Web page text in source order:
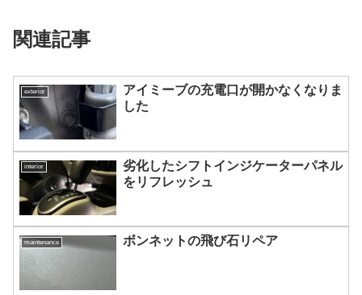
関連記事
exterior
アイミーブの充電口が開かなくなりま
した
interior
劣化したシフトインジケーターパネル
をリフレッシュ
maintenance ボンネットの飛び石リペア